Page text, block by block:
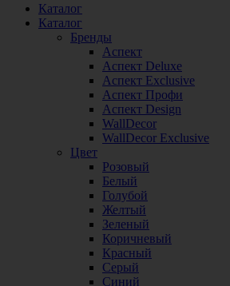
Каталог
Каталог
Бренды
Аспект
Аспект Deluxe
Аспект Exclusive
Аспект Профи
Аспект Design
WallDecor
WallDecor Exclusive
Цвет
Розовый
Белый
Голубой
Желтый
Зеленый
Коричневый
Красный
Серый
Синий